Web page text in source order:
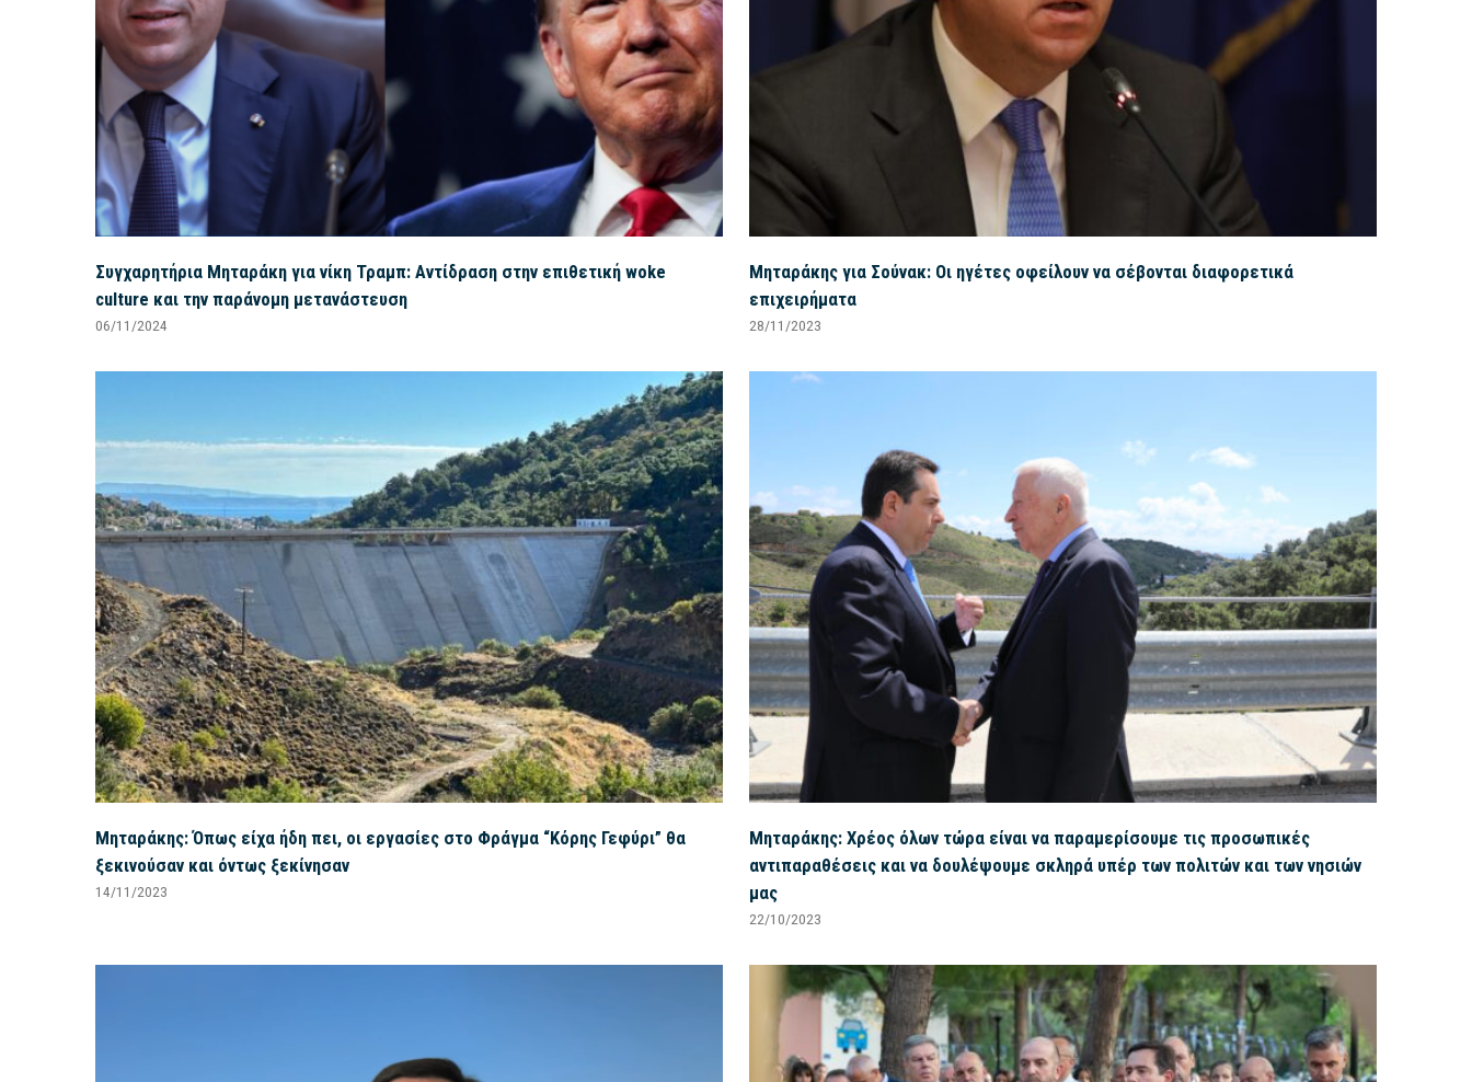
Συγχαρητήρια Μηταράκη για νίκη Τραμπ: Αντίδραση στην επιθετική woke
culture και την παράνομη μετανάστευση
06/11/2024
Μηταράκης για Σούνακ: Οι ηγέτες οφείλουν να σέβονται διαφορετικά
επιχειρήματα
28/11/2023
Μηταράκης: Όπως είχα ήδη πει, οι εργασίες στο Φράγμα “Κόρης Γεφύρι” θα
ξεκινούσαν και όντως ξεκίνησαν
14/11/2023
Μηταράκης: Χρέος όλων τώρα είναι να παραμερίσουμε τις προσωπικές
αντιπαραθέσεις και να δουλέψουμε σκληρά υπέρ των πολιτών και των νησιών
μας
22/10/2023